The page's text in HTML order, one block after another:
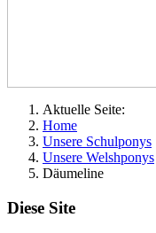
Aktuelle Seite:
Home
Unsere Schulponys
Unsere Welshponys
Däumeline
Diese Site